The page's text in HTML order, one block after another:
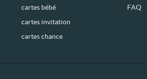
cartes bébé
cartes invitation
cartes chance
FAQ